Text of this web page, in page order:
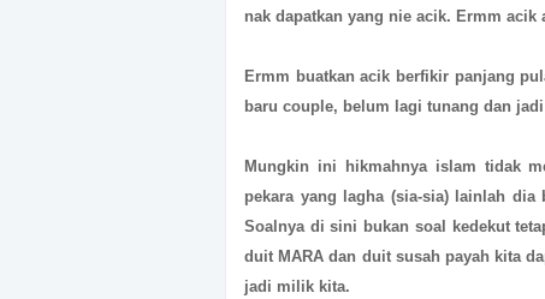
nak dapatkan yang nie acik. Ermm
Ermm buatkan acik berfikir panjang
baru couple, belum lagi tunang dan
Mungkin ini hikmahnya islam tidak
pekara yang lagha (sia-sia) lainlah
Soalnya di sini bukan soal kedekut
duit MARA dan duit susah payah kita
jadi milik kita.